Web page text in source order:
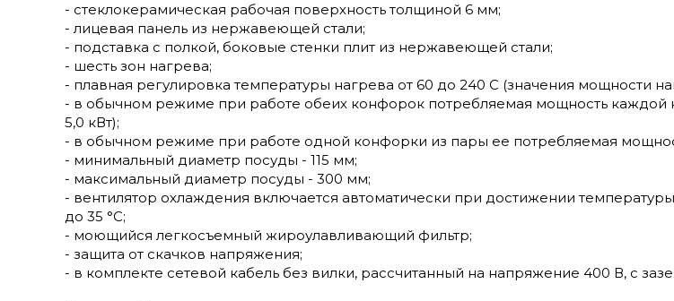
- стеклокерамическая рабочая поверхность толщиной 6 мм;
- лицевая панель из нержавеющей стали;
- подставка с полкой, боковые стенки плит из нержавеющей стали;
- шесть зон нагрева;
- плавная регулировка температуры нагрева от 60 до 240 С (значения мощности
- в обычном режиме при работе обеих конфорок потребляемая мощность каждой
5,0 кВт);
- в обычном режиме при работе одной конфорки из пары ее потребляемая
- минимальный диаметр посуды - 115 мм;
- максимальный диаметр посуды - 300 мм;
- вентилятор охлаждения включается автоматически при достижении
до 35 °С;
- моющийся легкосъемный жироулавливающий фильтр;
- защита от скачков напряжения;
- в комплекте сетевой кабель без вилки, рассчитанный на напряжение 400 В, с